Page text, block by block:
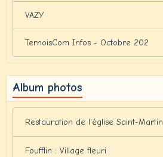
VAZY
TernoisCom Infos - Octobre 202
Album photos
Restauration de l'église Saint-Martin
Foufflin : Village fleuri